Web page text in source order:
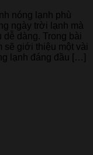
nóng lạnh phù
ngày trời lạnh mà
dàng. Trong bài
sẽ giới thiệu một vài
lạnh đáng đầu […]